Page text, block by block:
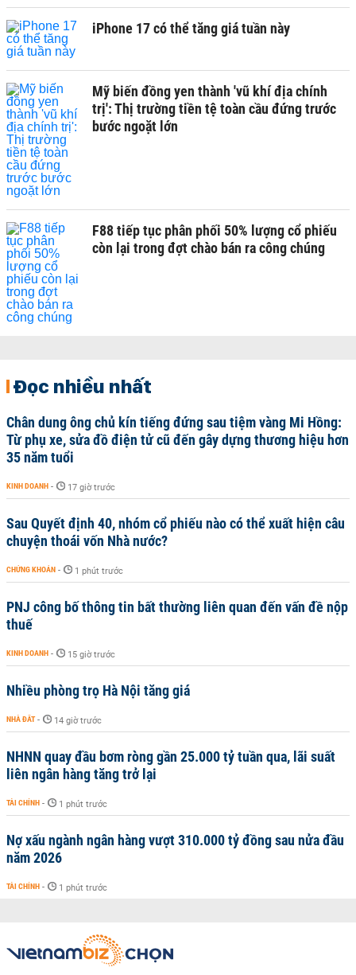
iPhone 17 có thể tăng giá tuần này
Mỹ biến đồng yen thành 'vũ khí địa chính
trị': Thị trường tiền tệ toàn cầu đứng trước
bước ngoặt lớn
F88 tiếp tục phân phối 50% lượng cổ phiếu
còn lại trong đợt chào bán ra công chúng
Đọc nhiều nhất
Chân dung ông chủ kín tiếng đứng sau tiệm vàng Mi Hồng:
Từ phụ xe, sửa đồ điện tử cũ đến gây dựng thương hiệu hơn
35 năm tuổi
KINH DOANH - 17 giờ trước
Sau Quyết định 40, nhóm cổ phiếu nào có thể xuất hiện câu
chuyện thoái vốn Nhà nước?
CHỨNG KHOÁN - 1 phút trước
PNJ công bố thông tin bất thường liên quan đến vấn đề nộp
thuế
KINH DOANH - 15 giờ trước
Nhiều phòng trọ Hà Nội tăng giá
NHÀ ĐẤT - 14 giờ trước
NHNN quay đầu bơm ròng gần 25.000 tỷ tuần qua, lãi suất
liên ngân hàng tăng trở lại
TÀI CHÍNH - 1 phút trước
Nợ xấu ngành ngân hàng vượt 310.000 tỷ đồng sau nửa đầu
năm 2026
TÀI CHÍNH - 1 phút trước